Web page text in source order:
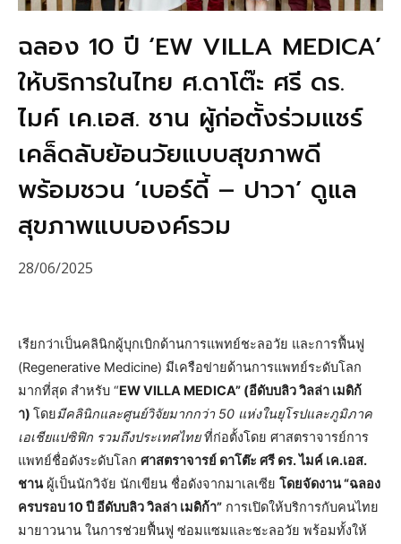
ฉลอง 10 ปี ‘EW VILLA MEDICA’
ให้บริการในไทย ศ.ดาโต๊ะ ศรี ดร.
ไมค์ เค.เอส. ชาน ผู้ก่อตั้งร่วมแชร์
เคล็ดลับย้อนวัยแบบสุขภาพดี
พร้อมชวน ‘เบอร์ดี้ – ปาวา’ ดูแล
สุขภาพแบบองค์รวม
28/06/2025
เรียกว่าเป็นคลินิกผู้บุกเบิกด้านการแพทย์ชะลอวัย และการฟื้นฟู
(Regenerative Medicine) มีเครือข่ายด้านการแพทย์ระดับโลก
มากที่สุด สำหรับ “EW VILLA MEDICA” (อีดับบลิว วิลล่า เมดิก้
า) โดยมีคลินิกและศูนย์วิจัยมากกว่า 50 แห่งในยุโรปและภูมิภาค
เอเชียแปซิฟิก รวมถึงประเทศไทยที่ก่อตั้งโดย ศาสตราจารย์การ
แพทย์ชื่อดังระดับโลก ศาสตราจารย์ ดาโต๊ะ ศรี ดร. ไมค์ เค.เอส.
ชาน ผู้เป็นนักวิจัย นักเขียน ชื่อดังจากมาเลเซีย โดยจัดงาน “ฉลอง
ครบรอบ 10 ปี อีดับบลิว วิลล่า เมดิก้า” การเปิดให้บริการกับคนไทย
มายาวนาน ในการช่วยฟื้นฟู ซ่อมแซมและชะลอวัย พร้อมทั้งให้